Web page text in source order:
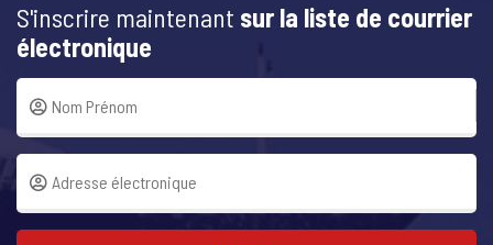
S'inscrire maintenant sur la liste de courrier
électronique